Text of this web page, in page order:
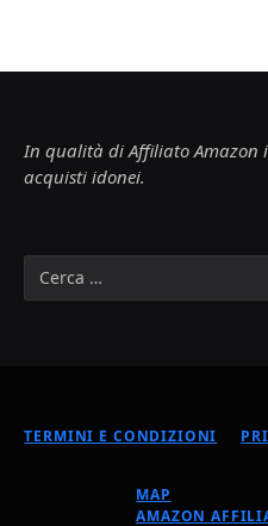
In qualità di Affiliato
acquisti idonei.
TERMINI E CONDIZIONI
MAP
AMAZON